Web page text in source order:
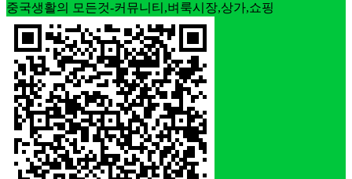
중국생활의 모든것-커뮤니티,벼룩시장,상가,쇼핑